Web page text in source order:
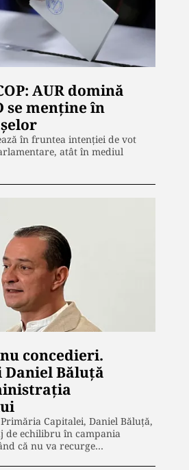
AUR domină
se menține în
în fruntea intenției de vot
atât în mediul
concedieri.
Băluță
Capitalei, Daniel Băluță,
de echilibru în campania
că nu va recurge…